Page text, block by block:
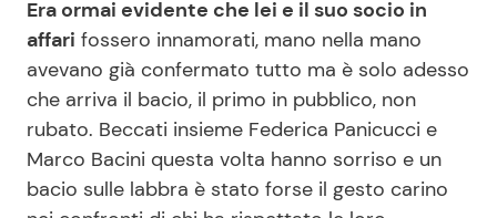
Contattaci
Privacy Policy
Era ormai evidente che lei e il suo socio in
affari fossero innamorati, mano nella mano
avevano già confermato tutto ma è solo adesso
che arriva il bacio, il primo in pubblico, non
rubato. Beccati insieme Federica Panicucci e
Marco Bacini questa volta hanno sorriso e un
bacio sulle labbra è stato forse il gesto carino